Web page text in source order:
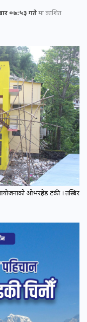
०७:५३ गतेमा प्रकाशित
ओभरहेड टंकी । तस्बिर